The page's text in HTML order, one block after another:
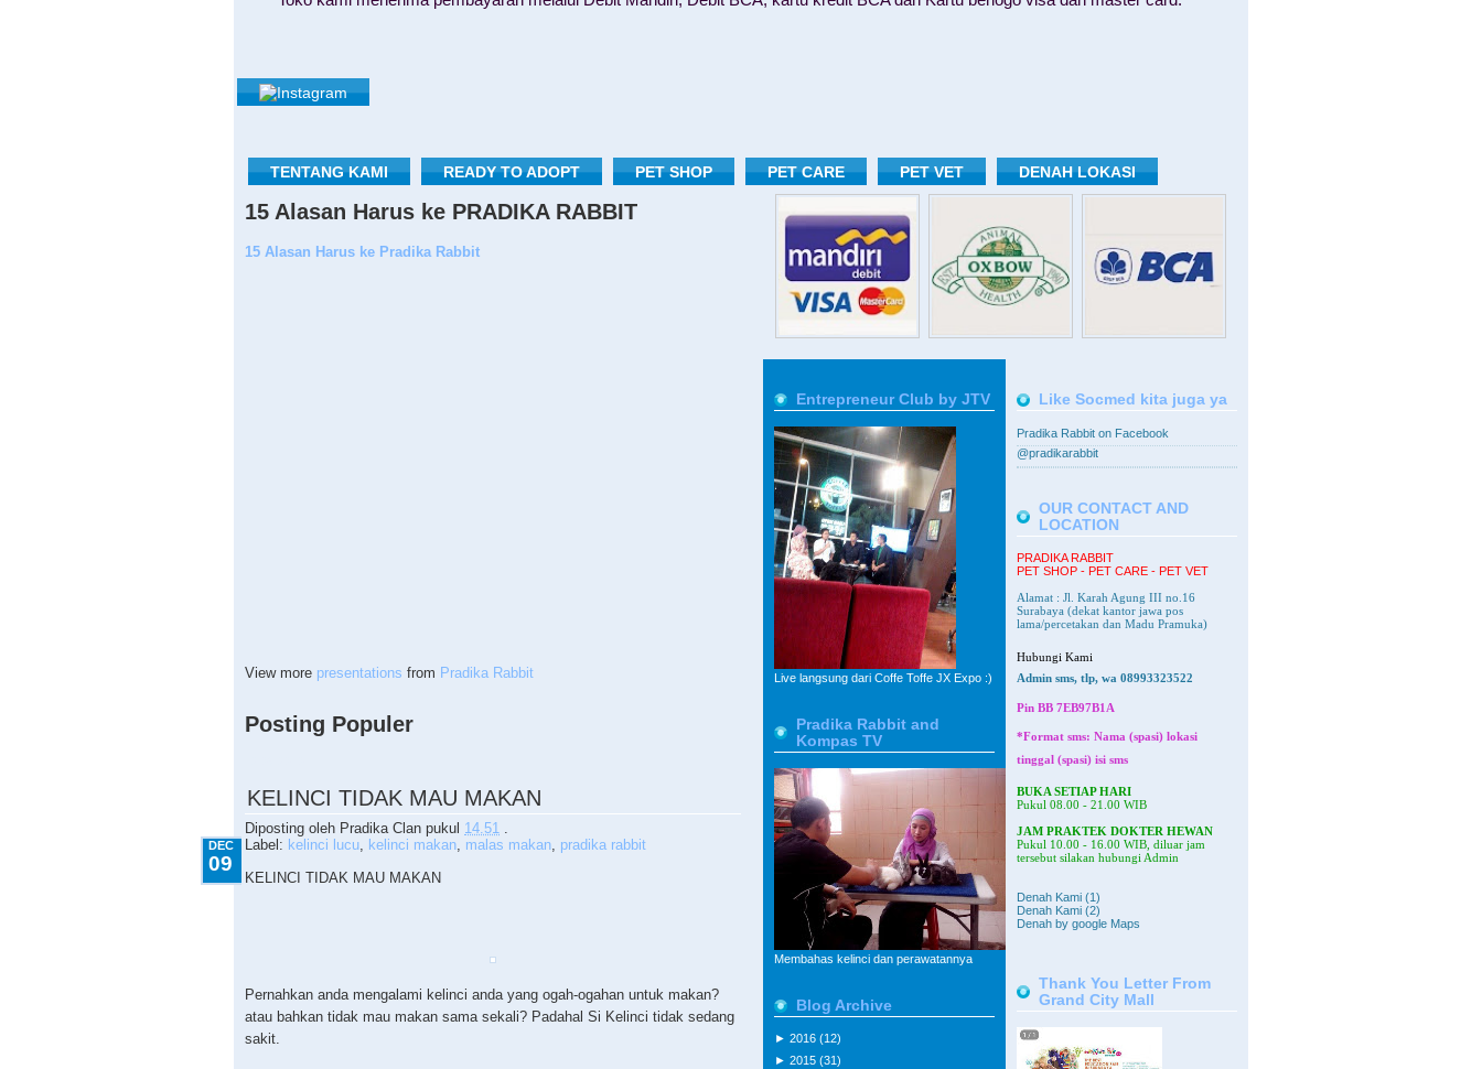
TENTANG KAMI READY TO ADOPT PET SHOP PET CARE PET VET DENAH LOKASI
15 Alasan Harus ke PRADIKA RABBIT
15 Alasan Harus ke Pradika Rabbit
View more presentations from Pradika Rabbit
Posting Populer
KELINCI TIDAK MAU MAKAN
Diposting oleh Pradika Clan pukul 14.51 .
DEC
09
Label: kelinci lucu, kelinci makan, malas makan, pradika rabbit
KELINCI TIDAK MAU MAKAN
Pernahkan anda mengalami kelinci anda yang ogah-ogahan untuk makan?
atau bahkan tidak mau makan sama sekali? Padahal Si Kelinci tidak sedang
sakit.
Like Socmed kita juga ya
Pradika Rabbit on Facebook
@pradikarabbit
OUR CONTACT AND
LOCATION
PRADIKA RABBIT
PET SHOP - PET CARE - PET VET
Alamat : Jl. Karah Agung III no.16
Surabaya (dekat kantor jawa pos
lama/percetakan dan Madu Pramuka)
Hubungi Kami
Admin sms, tlp, wa 08993323522
Pin BB 7EB97B1A
*Format sms: Nama (spasi) lokasi
tinggal (spasi) isi sms
BUKA SETIAP HARI
Pukul 08.00 - 21.00 WIB
JAM PRAKTEK DOKTER HEWAN
Pukul 10.00 - 16.00 WIB, diluar jam
tersebut silakan hubungi Admin
Denah Kami (1)
Denah Kami (2)
Denah by google Maps
Thank You Letter From
Grand City Mall
Entrepreneur Club by JTV
Live langsung dari Coffe Toffe JX Expo :)
Pradika Rabbit and
Kompas TV
Membahas kelinci dan perawatannya
Blog Archive
► 2016 (12)
► 2015 (31)